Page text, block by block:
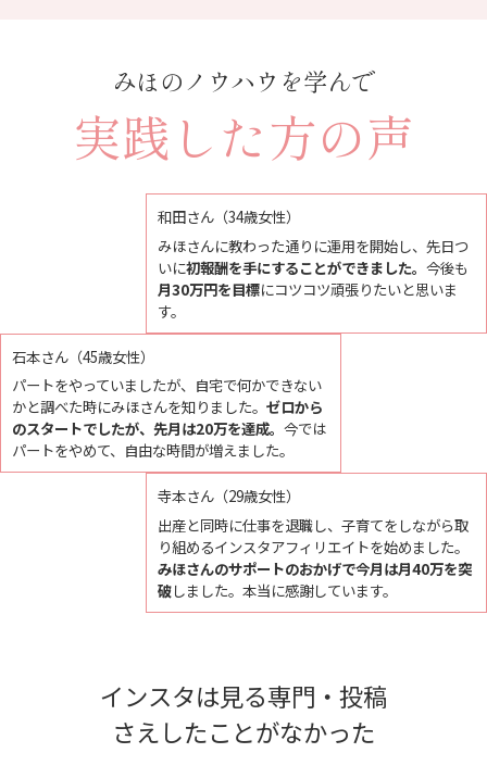
みほのノウハウを学んで
実践した方の声
和田さん（34歳女性）
みほさんに教わった通りに運用を開始し、先日つ
いに初報酬を手にすることができました。今後も
月30万円を目標にコツコツ頑張りたいと思いま
す。
石本さん（45歳女性）
パートをやっていましたが、自宅で何かできない
かと調べた時にみほさんを知りました。 ゼロから
のスタートでしたが、先月は20万を達成。 今では
パートをやめて、自由な時間が増えました。
寺本さん（29歳女性）
出産と同時に仕事を退職し、子育てをしながら取
り組めるインスタアフィリエイトを始めました。
みほさんのサポートのおかげで今月は月40万を突
破しました。本当に感謝しています。
インスタは見る専門・投稿
さえしたことがなかった